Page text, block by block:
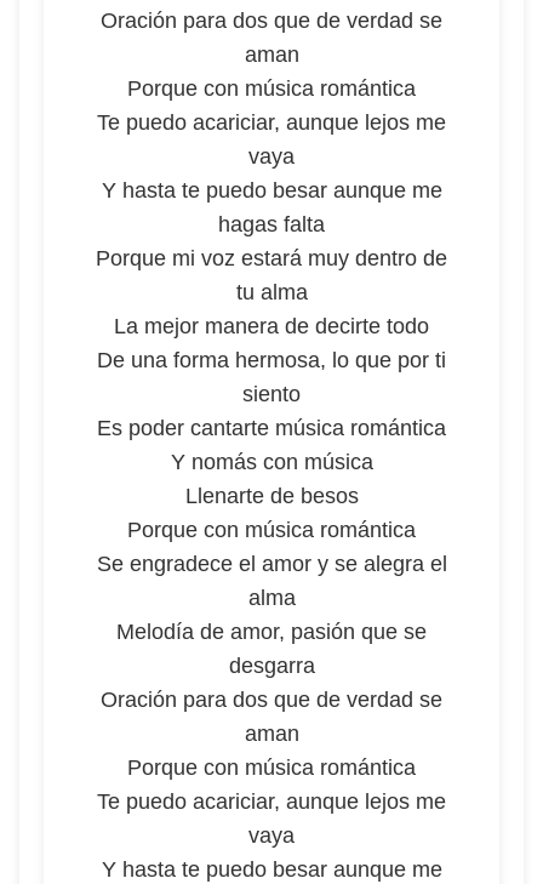
Oración para dos que de verdad se
aman
Porque con música romántica
Te puedo acariciar, aunque lejos me
vaya
Y hasta te puedo besar aunque me
hagas falta
Porque mi voz estará muy dentro de
tu alma
La mejor manera de decirte todo
De una forma hermosa, lo que por ti
siento
Es poder cantarte música romántica
Y nomás con música
Llenarte de besos
Porque con música romántica
Se engradece el amor y se alegra el
alma
Melodía de amor, pasión que se
desgarra
Oración para dos que de verdad se
aman
Porque con música romántica
Te puedo acariciar, aunque lejos me
vaya
Y hasta te puedo besar aunque me